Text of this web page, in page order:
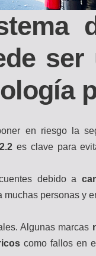
ser
en riesgo la
es clave para
debido a
muchas personas y
Algunas marcas
como fallos en